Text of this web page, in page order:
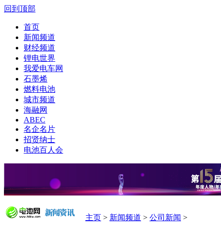
回到顶部
首页
新闻频道
财经频道
锂电世界
我爱电车网
石墨烯
燃料电池
城市频道
海融网
ABEC
名企名片
招贤纳士
电池百人会
主页 > 新闻频道 > 公司新闻 >